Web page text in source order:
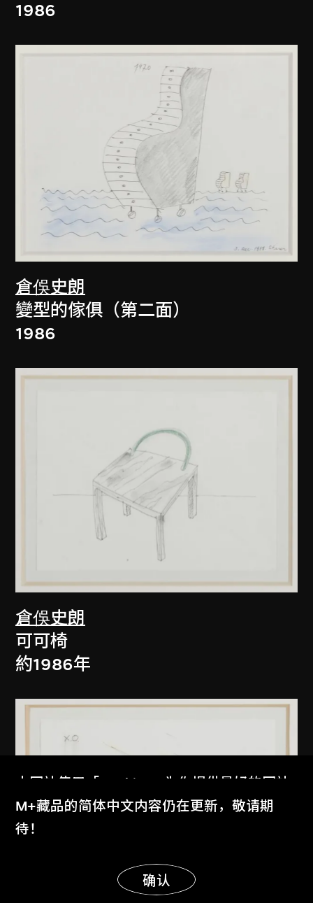
1986
倉俁史朗
變型的傢俱（第二面）
1986
倉俁史朗
可可椅
約1986年
本网站使用「Cookies」为你提供最好的网站
体验。
了解更多
明白
M+藏品的简体中文内容仍在更新，敬请期
待！
确认
显示更多